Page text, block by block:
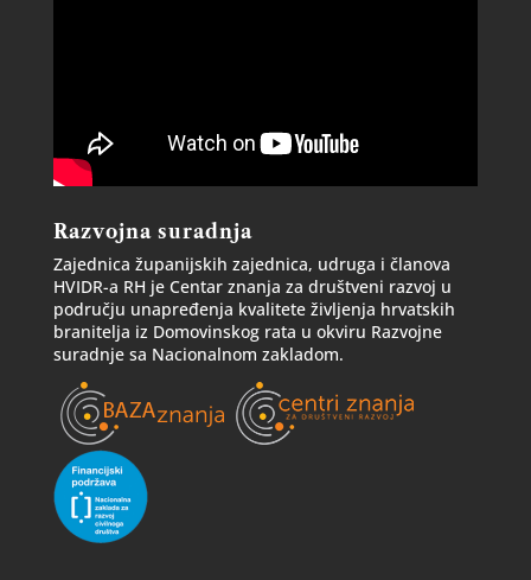
Razvojna suradnja
Zajednica županijskih zajednica, udruga i članova
HVIDR-a RH je Centar znanja za društveni razvoj u
području unapređenja kvalitete življenja hrvatskih
branitelja iz Domovinskog rata u okviru Razvojne
suradnje sa Nacionalnom zakladom.